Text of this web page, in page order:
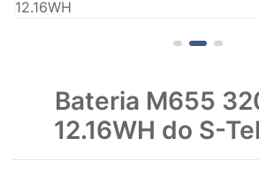
Bateria M655
12.16WH do S-